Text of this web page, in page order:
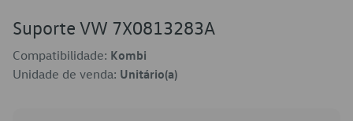
Suporte VW 7X0813283A
Compatibilidade: Kombi
Unidade de venda: Unitário(a)